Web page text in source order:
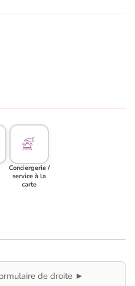
Conciergerie /
service à la
carte
de droite ►